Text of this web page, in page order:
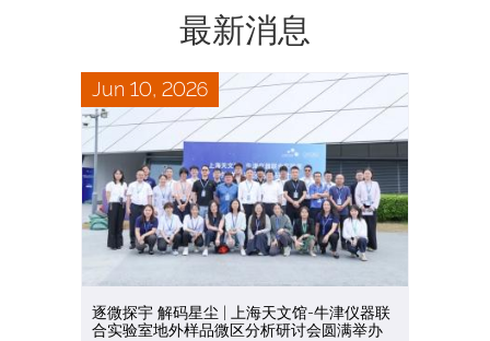
最新消息
Jun 10, 2026
逐微探宇 解码星尘 | 上海天文馆-牛津仪器联
合实验室地外样品微区分析研讨会圆满举办